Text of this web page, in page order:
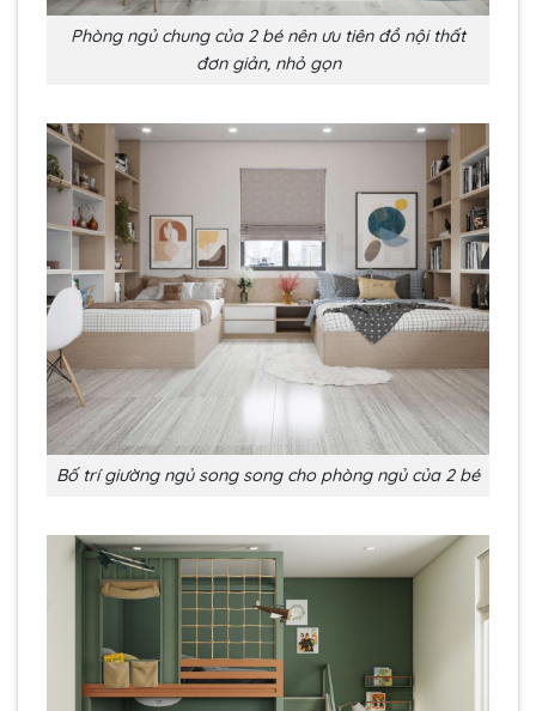
Phòng ngủ chung của 2 bé nên ưu tiên đồ nội thất
đơn giản, nhỏ gọn
Bố trí giường ngủ song song cho phòng ngủ của 2 bé